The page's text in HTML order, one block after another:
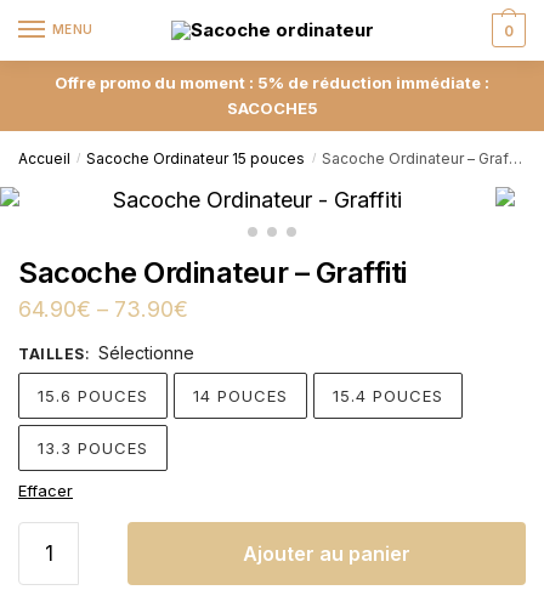
MENU 0
Offre promo du moment : 5% de réduction immédiate :
SACOCHE5
Accueil / Sacoche Ordinateur 15 pouces / Sacoche Ordinateur – Graffiti
Sacoche Ordinateur – Graffiti
64.90€ – 73.90€
TAILLES: Sélectionne
15.6 POUCES 14 POUCES 15.4 POUCES
13.3 POUCES
Effacer
Ajouter au panier